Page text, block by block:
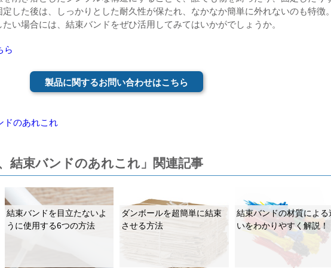
した後は、しっかりとした耐久性が保たれ、なかなか簡単に外れないのも特徴
い場合には、結束バンドをぜひ活用してみてはいかがでしょうか。
ら
製品に関するお問い合わせはこちら
ドのあれこれ
結束バンドのあれこれ」関連記事
結束バンドを目立たないよ
うに使用する6つの方法
ダンボールを超簡単に結束
させる方法
結束バンドの材質による
いをわかりやすく解説！